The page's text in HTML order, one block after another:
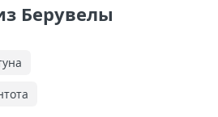
Берувелы